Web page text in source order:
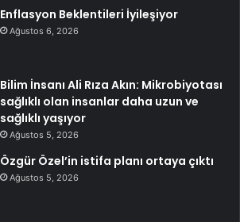
Enflasyon Beklentileri İyileşiyor
Ağustos 6, 2026
Bilim İnsanı Ali Rıza Akın: Mikrobiyotası
sağlıklı olan insanlar daha uzun ve
sağlıklı yaşıyor
Ağustos 5, 2026
Özgür Özel’in istifa planı ortaya çıktı
Ağustos 5, 2026